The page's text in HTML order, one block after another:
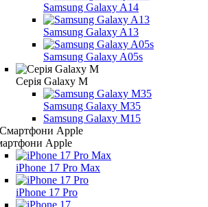
Samsung Galaxy A14
Samsung Galaxy A13
Samsung Galaxy A05s
Серія Galaxy M
Samsung Galaxy M35
Samsung Galaxy M15
Apple
iPhone 17 Pro Max
iPhone 17 Pro